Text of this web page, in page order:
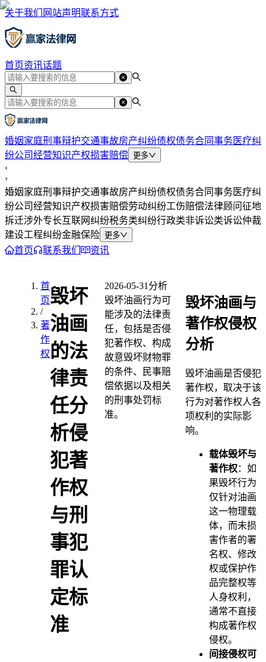
关于我们 网站声明联系方式
首页资讯话题
婚姻家庭刑事辩护交通事故房产纠纷债权债务合同事务医疗纠
纷公司经营知识产权损害赔偿 更多
‹
›
婚姻家庭刑事辩护交通事故房产纠纷债权债务合同事务医疗纠
纷公司经营知识产权损害赔偿劳动纠纷工伤赔偿法律顾问征地
拆迁涉外专长互联网纠纷税务类纠纷行政类非诉讼类诉讼仲裁
建设工程纠纷金融保险 更多
首页 联系我们 资讯
首
页
/
著
作
权
毁坏
油画
的法
律责
任分
析侵
犯著
作权
与刑
事犯
罪认
定标
准
2026-05-31 分析
毁坏油画行为可
能涉及的法律责
任，包括是否侵
犯著作权、构成
故意毁坏财物罪
的条件、民事赔
偿依据以及相关
的刑事处罚标
准。
毁坏油画与
著作权侵权
分析
毁坏油画是否侵犯
著作权，取决于该
行为对著作权人各
项权利的实际影
响。
载体毁坏与
著作权：如
果毁坏行为
仅针对油画
这一物理载
体，而未损
害作者的署
名权、修改
权或保护作
品完整权等
人身权利，
通常不直接
构成著作权
侵权。
间接侵权可